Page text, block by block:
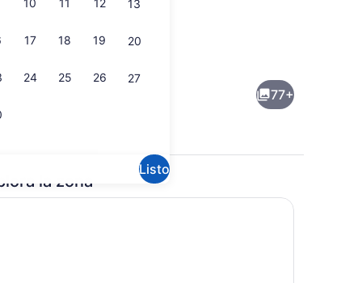
10 11 12 13
17 18 19 20
24 25 26 27
Listo
2 habitaciones | Caja de seguridad en la habitación y cortinas
77+
la zona